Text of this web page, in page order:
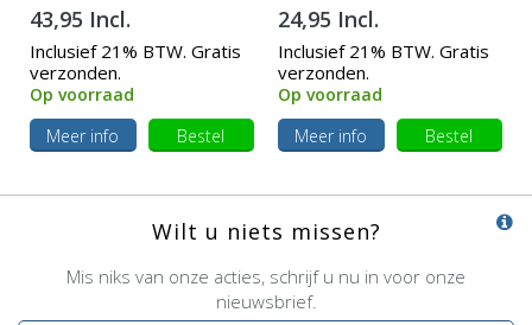
43,95 Incl.
Inclusief 21% BTW. Gratis
verzonden.
Op voorraad
Meer info
Bestel
24,95 Incl.
Inclusief 21% BTW. Gratis
verzonden.
Op voorraad
Meer info
Bestel
Wilt u niets missen?
Mis niks van onze acties, schrijf u nu in voor onze
nieuwsbrief.